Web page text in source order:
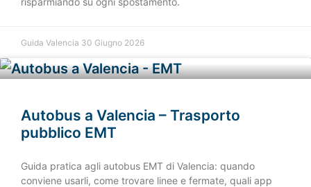
Guida Valencia 30 Giugno 2026
Autobus a Valencia – Trasporto
pubblico EMT
Guida pratica agli autobus EMT di Valencia: quando
conviene usarli, come trovare linee e fermate, quali app